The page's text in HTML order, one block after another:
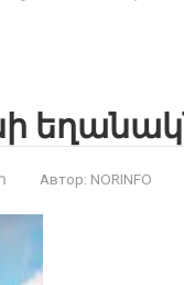
Автор: NORINFO